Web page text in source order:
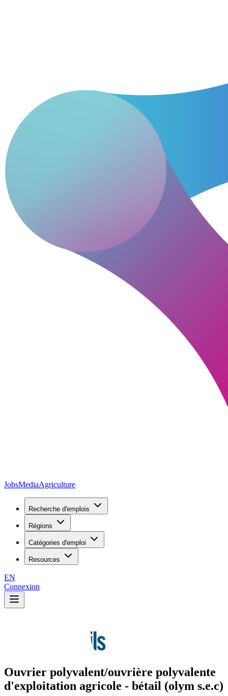
JobsMediaAgriculture
Recherche d'emplois
Régions
Catégories d'emploi
Resources
EN
Connexion
Ouvrier polyvalent/ouvrière polyvalente
d'exploitation agricole - bétail (olym s.e.c)